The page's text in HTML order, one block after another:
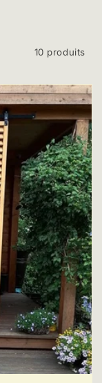
10 produits